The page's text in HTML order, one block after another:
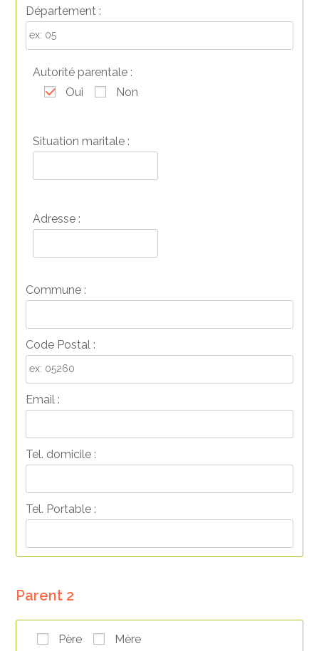
Département :
Autorité parentale :
Oui
Non
Situation maritale :
Adresse :
Commune :
Code Postal :
Email :
Tel. domicile :
Tel. Portable :
Parent 2
Père
Mère